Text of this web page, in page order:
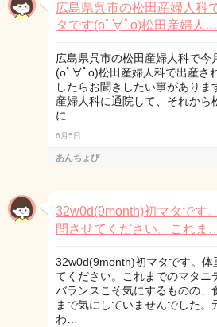
広島県呉市の松田産婦人科
タです(oﾟ∀ﾟo)松田産婦人…
広島県呉市の松田産婦人科で今
(oﾟ∀ﾟo)松田産婦人科で出産さ
したらお聞きしたい事があり
産婦人科に通院して、それから
に…
6月5日
あんちょび
32w0d(9month)初マタです
問させてください。これま
32w0d(9month)初マタです。体
てください。これまでのマタニ
バランスこそ気にするものの、
まで気にしていませんでした。
わ…